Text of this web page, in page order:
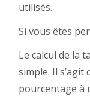
utilisés.
Si vous êtes
Le calcul de la
simple. Il s’agit
pourcentage à